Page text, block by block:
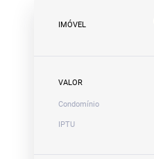
IMÓVEL
VALOR
Condomínio
IPTU